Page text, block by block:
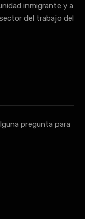
inmigrante y a
del trabajo del
pregunta para